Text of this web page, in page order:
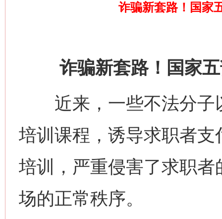
诈骗新套路！国
诈骗新套路！国家五
近来，一些不法分子
培训课程，诱导求职者
培训，严重侵害了求职
场的正常秩序。